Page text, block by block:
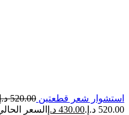
استشوار شعر قطعتين 520.00
520.00 د.إ.
430.00 د.إ السعر الحالي هو: